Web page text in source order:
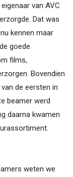
van AVC
Dat was
kennen maar
goede
films,
Bovendien
de eersten in
beamer werd
daarna kwamen
weten we